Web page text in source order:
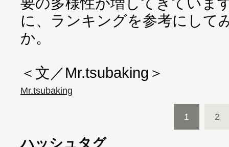
に、ランキングを参考にして
か。
＜文／Mr.tsubaking＞
Mr.tsubaking
1 2
ハッシュタグ